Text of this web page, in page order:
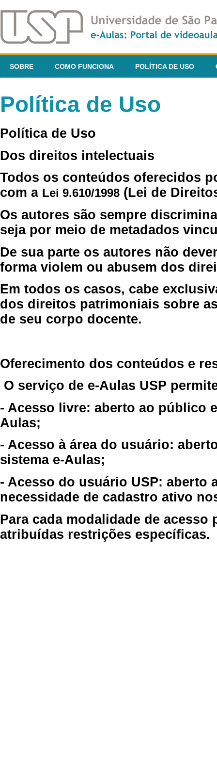
SOBRE COMO FUNCIONA POLÍTICA DE USO
Política de Uso
Política de Uso
Dos direitos intelectuais
Todos os conteúdos oferecidos
com a Lei 9.610/1998 (Lei de
Os autores são sempre
seja por meio de metadados
De sua parte os autores não
forma violem ou abusem dos
Em todos os casos, cabe
dos direitos patrimoniais sobre
de seu corpo docente.
Oferecimento dos conteúdos e
O serviço de e-Aulas USP
- Acesso livre: aberto ao público
Aulas;
- Acesso à área do usuário:
sistema e-Aulas;
- Acesso do usuário USP: aberto
necessidade de cadastro ativo
Para cada modalidade de
atribuídas restrições específicas.